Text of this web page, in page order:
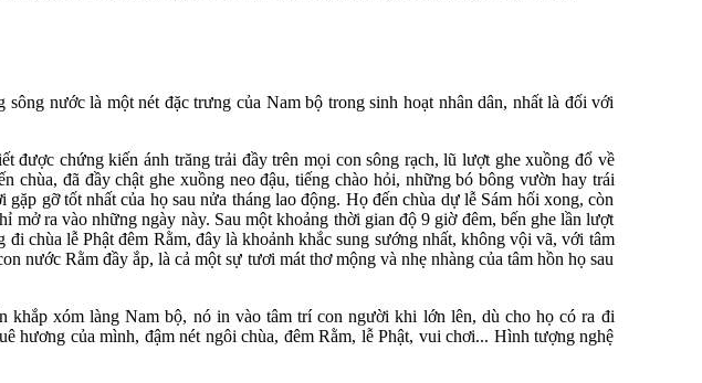
nước là một nét đặc trưng của Nam bộ trong sinh hoạt nhân dân, nhất là đối với
chứng kiến ánh trăng trải đầy trên mọi con sông rạch, lũ lượt ghe xuồng đổ về
chùa, đã đầy chật ghe xuồng neo đậu, tiếng chào hỏi, những bó bông vườn hay trái
gỡ tốt nhất của họ sau nửa tháng lao động. Họ đến chùa dự lễ Sám hối xong, còn
ra vào những ngày này. Sau một khoảng thời gian độ 9 giờ đêm, bến ghe lần lượt
chùa lễ Phật đêm Rằm, đây là khoảnh khắc sung sướng nhất, không vội vã, với tâm
nước Rằm đầy ắp, là cả một sự tươi mát thơ mộng và nhẹ nhàng của tâm hồn họ sau
xóm làng Nam bộ, nó in vào tâm trí con người khi lớn lên, dù cho họ có ra đi
của mình, đậm nét ngôi chùa, đêm Rằm, lễ Phật, vui chơi... Hình tượng nghệ